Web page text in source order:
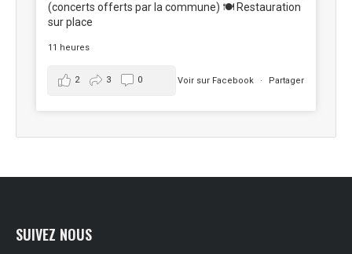
(concerts offerts par la commune) 🍽️ Restauration
sur place
11 heures
Voir sur Facebook · Partager
2 3 0
SUIVEZ NOUS